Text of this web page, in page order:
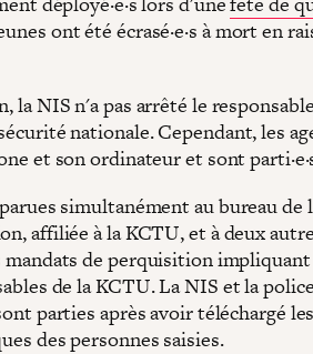
ont été écrasé·e·s à mort en
NIS n'a pas arrêté le
nationale. Cependant, les
et son ordinateur et sont
simultanément au bureau de
affiliée à la KCTU, et à deux
mandats de perquisition
de la KCTU. La NIS et la
parties après avoir téléchargé
des personnes saisies.